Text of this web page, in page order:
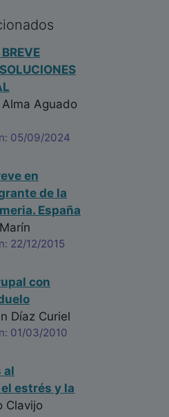
Alma Aguado
05/09/2024
en
de la
España
22/12/2015
con
Díaz Curiel
01/03/2010
al
estrés y la
Clavijo